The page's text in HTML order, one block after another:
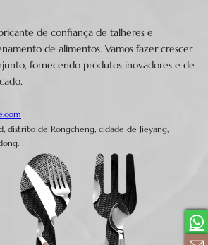
de confiança de talheres e
de alimentos. Vamos fazer crescer
fornecendo produtos inovadores e de
distrito de Rongcheng, cidade de Jieyang,